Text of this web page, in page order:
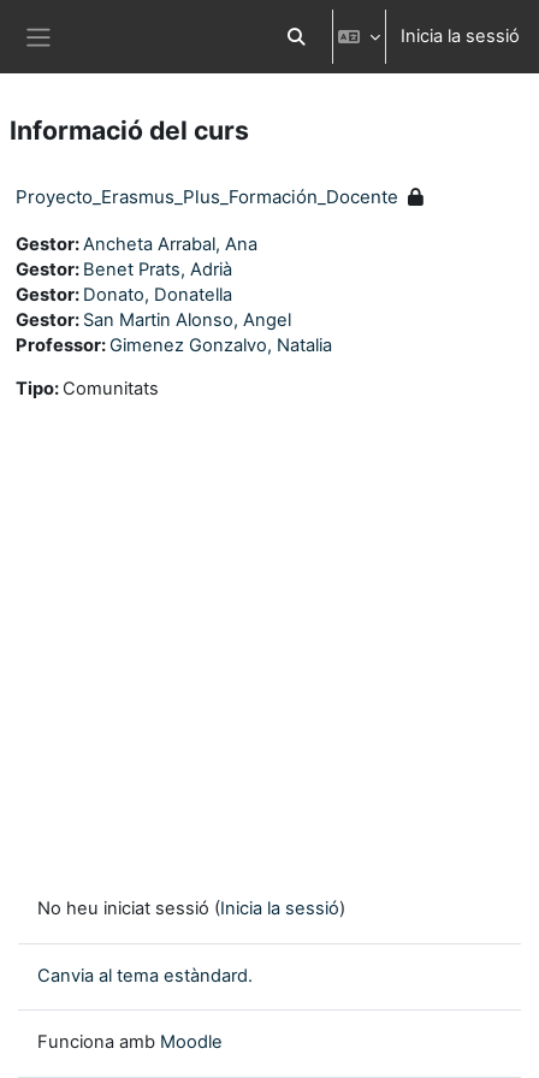
Commuta l'entrada de la cerca
Inicia la sessió
Informació del curs
Proyecto_Erasmus_Plus_Formación_Docente
Gestor:Ancheta Arrabal, Ana
Gestor: Benet Prats, Adrià
Gestor: Donato, Donatella
Gestor: San Martin Alonso, Angel
Professor:Gimenez Gonzalvo, Natalia
Tipo: Comunitats
No heu iniciat sessió (Inicia la sessió)
Canvia al tema estàndard.
Funciona amb Moodle